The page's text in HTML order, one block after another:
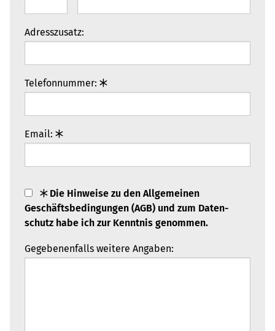
Adresszusatz:
Telefonnummer:
Email:
Die Hin­weise zu den All­ge­mei­nen
Geschäfts­be­din­gun­gen (AGB) und zum Daten­
schutz habe ich zur Kennt­nis genom­men.
Gegebenenfalls weitere Angaben: